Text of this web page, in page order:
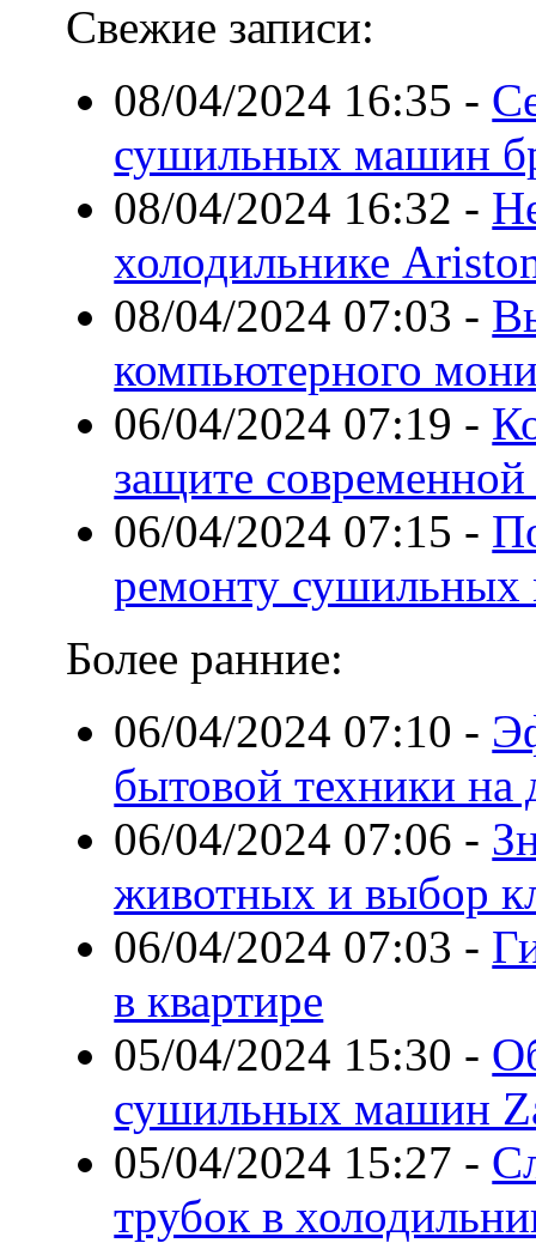
Свежие записи:
08/04/2024 16:35 -
сушильных машин
08/04/2024 16:32 -
холодильнике
08/04/2024 07:03 -
компьютерного
06/04/2024 07:19 -
защите
06/04/2024 07:15 -
ремонту
Более ранние:
06/04/2024 07:10 -
бытовой техники на
06/04/2024 07:06 -
животных и выбор
06/04/2024 07:03 -
в квартире
05/04/2024 15:30 -
сушильных машин
05/04/2024 15:27 -
трубок в